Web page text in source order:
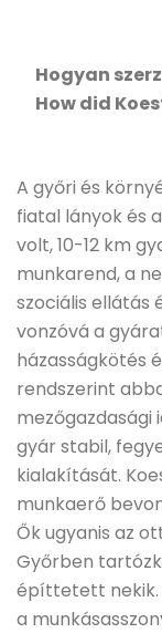
Hogyan
How did
A győri és
fiatal lányok és
volt, 10-12 km
munkarend, a
szociális ellátás
vonzóvá a
házasságkötés
rendszerint
gyár stabil,
kialakítását.
munkaerő
Ők ugyanis az
Győrben
építtetett nekik.
a